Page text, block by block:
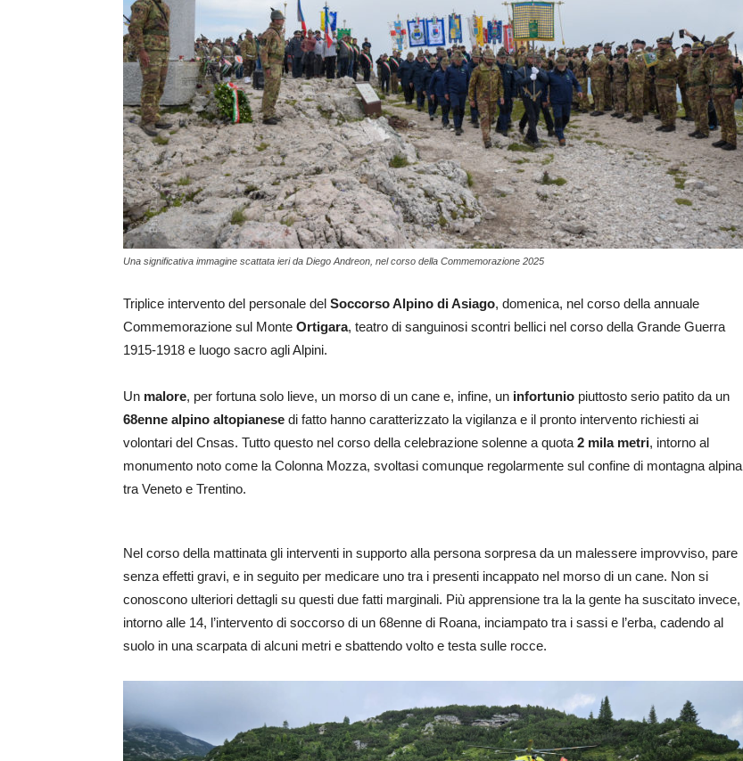
Una significativa immagine scattata ieri da Diego Andreon, nel corso della Commemorazione 2025
Triplice intervento del personale del Soccorso Alpino di Asiago, domenica, nel corso della annuale
Commemorazione sul Monte Ortigara, teatro di sanguinosi scontri bellici nel corso della Grande Guerra
1915-1918 e luogo sacro agli Alpini.
Un malore, per fortuna solo lieve, un morso di un cane e, infine, un infortunio piuttosto serio patito da un
68enne alpino altopianese di fatto hanno caratterizzato la vigilanza e il pronto intervento richiesti ai
volontari del Cnsas. Tutto questo nel corso della celebrazione solenne a quota 2 mila metri, intorno al
monumento noto come la Colonna Mozza, svoltasi comunque regolarmente sul confine di montagna alpina
tra Veneto e Trentino.
Nel corso della mattinata gli interventi in supporto alla persona sorpresa da un malessere improvviso, pare
senza effetti gravi, e in seguito per medicare uno tra i presenti incappato nel morso di un cane. Non si
conoscono ulteriori dettagli su questi due fatti marginali. Più apprensione tra la la gente ha suscitato invece,
intorno alle 14, l’intervento di soccorso di un 68enne di Roana, inciampato tra i sassi e l’erba, cadendo al
suolo in una scarpata di alcuni metri e sbattendo volto e testa sulle rocce.